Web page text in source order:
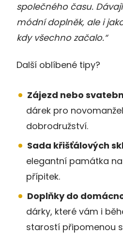
společného času.
módní doplněk, ale i
kdy všechno začalo.“
Další oblíbené tipy?
Zájezd nebo
dárek pro
dobrodružství.
Sada křišťálových
elegantní památka
přípitek.
Doplňky do
dárky, které vám i
starostí připomenou